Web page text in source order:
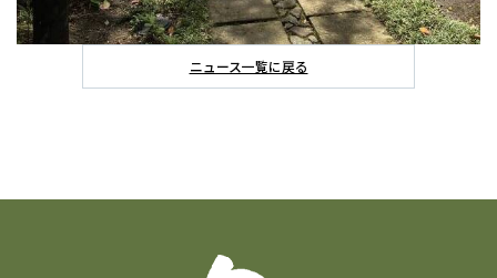
ニュース一覧に戻る